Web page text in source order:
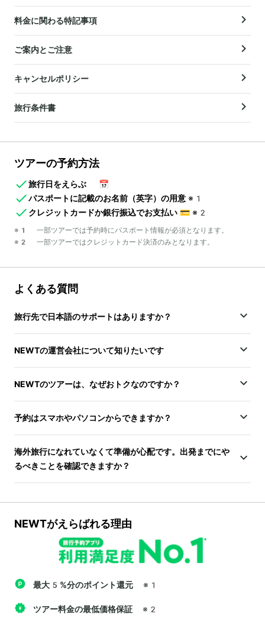
料金に関わる特記事項
ご案内とご注意
キャンセルポリシー
旅行条件書
ツアーの予約方法
旅行日をえらぶ
📅
パスポートに記載のお名前（英字）の用意 ※1
クレジットカードか銀行振込でお支払い 💳 ※2
※1 一部ツアーでは予約時にパスポート情報が必須となります。
※2 一部ツアーではクレジットカード決済のみとなります。
よくある質問
旅行先で日本語のサポートはありますか？
NEWTの運営会社について知りたいです
NEWTのツアーは、なぜおトクなのですか？
予約はスマホやパソコンからできますか？
海外旅行になれていなくて準備が心配です。出発までにや
るべきことを確認できますか？
NEWTがえらばれる理由
最大5%分のポイント還元 ※1
ツアー料金の最低価格保証 ※2